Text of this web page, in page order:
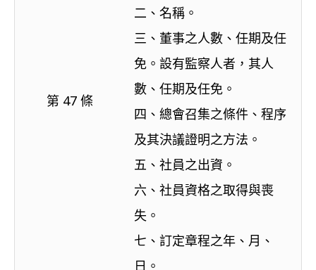
第 47 條
二、名稱。
三、董事之人數、任期及任
免。設有監察人者，其人
數、任期及任免。
四、總會召集之條件、程序
及其決議證明之方法。
五、社員之出資。
六、社員資格之取得與喪
失。
七、訂定章程之年、月、
日。